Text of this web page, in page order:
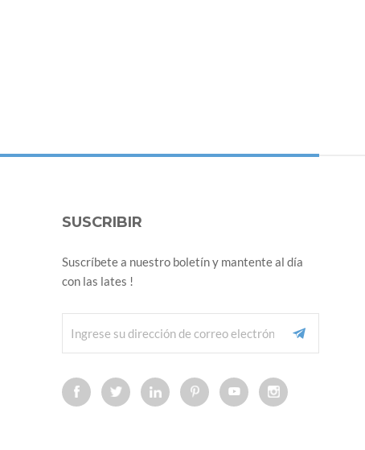
SUSCRIBIR
Suscríbete a nuestro boletín y mantente al día
con las lates !